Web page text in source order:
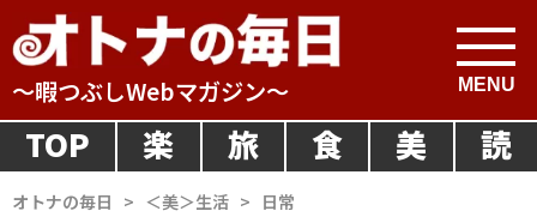
～暇つぶしWebマガジン～
TOP 楽 旅 食 美 読
オトナの毎日 > ＜美＞生活 > 日常